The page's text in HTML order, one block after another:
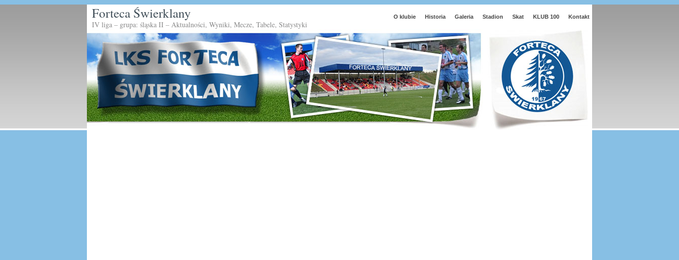
O klubie Historia Galeria Stadion Skat KLUB 100 Kontakt
Forteca Świerklany
IV liga – grupa: śląska II – Aktualności, Wyniki, Mecze, Tabele, Statystyki